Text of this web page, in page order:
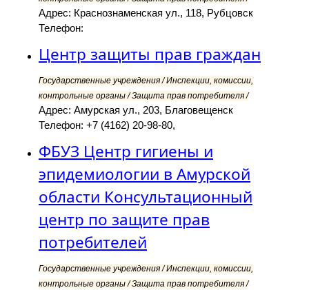
Адрес: Краснознаменская ул., 118, Рубцовск
Телефон:
Центр защиты прав граждан
Государственные учреждения / Инспекции, комиссии,
контрольные органы / Защита прав потребителя /
Адрес: Амурская ул., 203, Благовещенск
Телефон: +7 (4162) 20-98-80,
ФБУЗ Центр гигиены и
эпидемиологии в Амурской
области Консультационный
центр по защите прав
потребителей
Государственные учреждения / Инспекции, комиссии,
контрольные органы / Защита прав потребителя /